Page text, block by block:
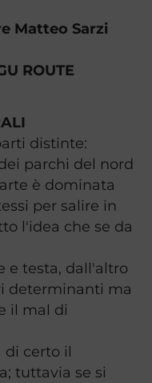
Matteo Sarzi
ROUTE
distinte:
parchi del nord
è dominata
per salire in
l'idea che se da
e testa, dall'altro
determinanti ma
il mal di
di certo il
tuttavia se si